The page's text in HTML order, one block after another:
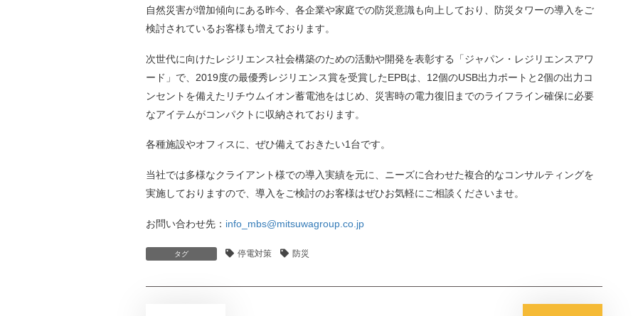
自然災害が増加傾向にある昨今、各企業や家庭での防災意識も向上しており、防災タワーの導入をご
検討されているお客様も増えております。
次世代に向けたレジリエンス社会構築のための活動や開発を表彰する「ジャパン・レジリエンスアワ
ード」で、2019度の最優秀レジリエンス賞を受賞したEPBは、12個のUSB出力ポートと2個の出力コ
ンセントを備えたリチウムイオン蓄電池をはじめ、災害時の電力復旧までのライフライン確保に必要
なアイテムがコンパクトに収納されております。
各種施設やオフィスに、ぜひ備えておきたい1台です。
当社では多様なクライアント様での導入実績を元に、ニーズに合わせた複合的なコンサルティングを
実施しておりますので、導入をご検討のお客様はぜひお気軽にご相談くださいませ。
お問い合わせ先： info_mbs@mitsuwagroup.co.jp
タグ 停電対策 防災